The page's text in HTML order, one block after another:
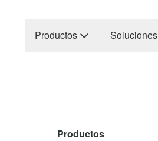
Productos Soluciones
Productos